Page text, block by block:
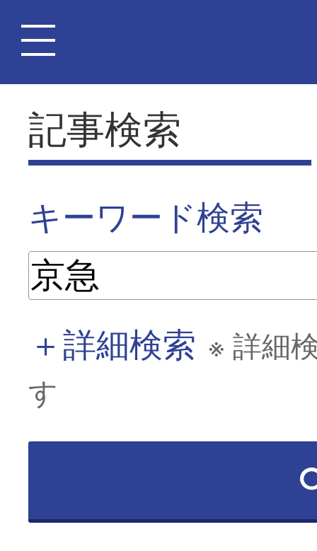
記事検索
キーワード検索
＋詳細検索 ※ 詳細
す